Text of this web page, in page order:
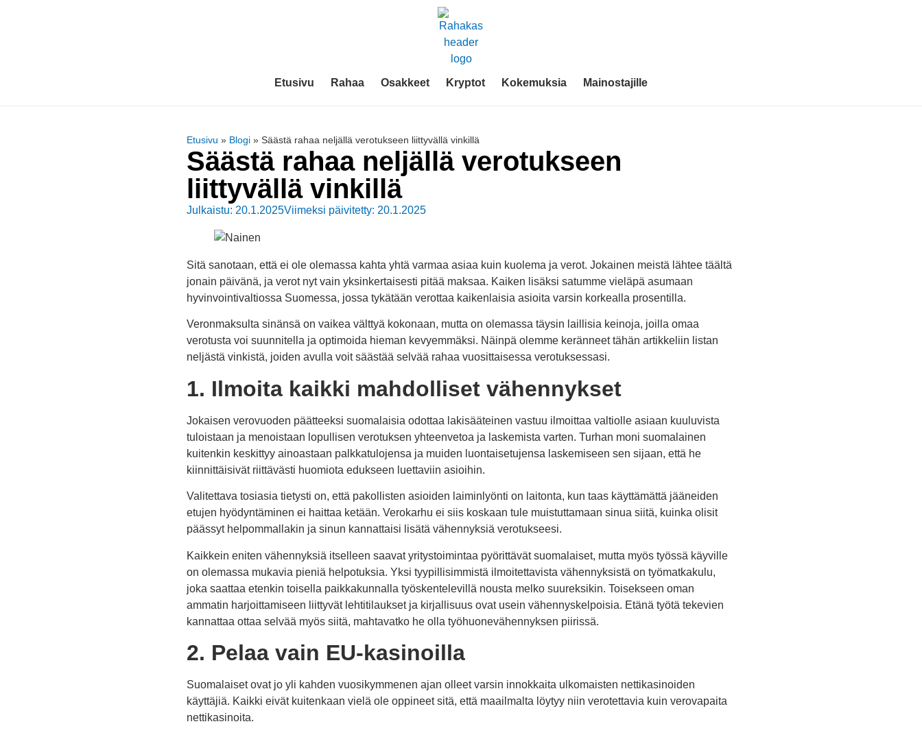
Etusivu Rahaa Osakkeet Kryptot Kokemuksia Mainostajille
Etusivu » Blogi » Säästä rahaa neljällä verotukseen liittyvällä vinkillä
Säästä rahaa neljällä verotukseen
liittyvällä vinkillä
Julkaistu: 20.1.2025Viimeksi päivitetty: 20.1.2025
Sitä sanotaan, että ei ole olemassa kahta yhtä varmaa asiaa kuin kuolema ja verot. Jokainen meistä lähtee täältä
jonain päivänä, ja verot nyt vain yksinkertaisesti pitää maksaa. Kaiken lisäksi satumme vieläpä asumaan
hyvinvointivaltiossa Suomessa, jossa tykätään verottaa kaikenlaisia asioita varsin korkealla prosentilla.
Veronmaksulta sinänsä on vaikea välttyä kokonaan, mutta on olemassa täysin laillisia keinoja, joilla omaa
verotusta voi suunnitella ja optimoida hieman kevyemmäksi. Näinpä olemme keränneet tähän artikkeliin listan
neljästä vinkistä, joiden avulla voit säästää selvää rahaa vuosittaisessa verotuksessasi.
1. Ilmoita kaikki mahdolliset vähennykset
Jokaisen verovuoden päätteeksi suomalaisia odottaa lakisääteinen vastuu ilmoittaa valtiolle asiaan kuuluvista
tuloistaan ja menoistaan lopullisen verotuksen yhteenvetoa ja laskemista varten. Turhan moni suomalainen
kuitenkin keskittyy ainoastaan palkkatulojensa ja muiden luontaisetujensa laskemiseen sen sijaan, että he
kiinnittäisivät riittävästi huomiota edukseen luettaviin asioihin.
Valitettava tosiasia tietysti on, että pakollisten asioiden laiminlyönti on laitonta, kun taas käyttämättä jääneiden
etujen hyödyntäminen ei haittaa ketään. Verokarhu ei siis koskaan tule muistuttamaan sinua siitä, kuinka olisit
päässyt helpommallakin ja sinun kannattaisi lisätä vähennyksiä verotukseesi.
Kaikkein eniten vähennyksiä itselleen saavat yritystoimintaa pyörittävät suomalaiset, mutta myös työssä käyville
on olemassa mukavia pieniä helpotuksia. Yksi tyypillisimmistä ilmoitettavista vähennyksistä on työmatkakulu,
joka saattaa etenkin toisella paikkakunnalla työskentelevillä nousta melko suureksikin. Toisekseen oman
ammatin harjoittamiseen liittyvät lehtitilaukset ja kirjallisuus ovat usein vähennyskelpoisia. Etänä työtä tekevien
kannattaa ottaa selvää myös siitä, mahtavatko he olla työhuonevähennyksen piirissä.
2. Pelaa vain EU-kasinoilla
Suomalaiset ovat jo yli kahden vuosikymmenen ajan olleet varsin innokkaita ulkomaisten nettikasinoiden
käyttäjiä. Kaikki eivät kuitenkaan vielä ole oppineet sitä, että maailmalta löytyy niin verotettavia kuin verovapaita
nettikasinoita.